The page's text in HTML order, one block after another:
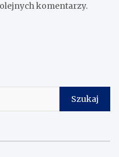
komentarzy.
Szukaj